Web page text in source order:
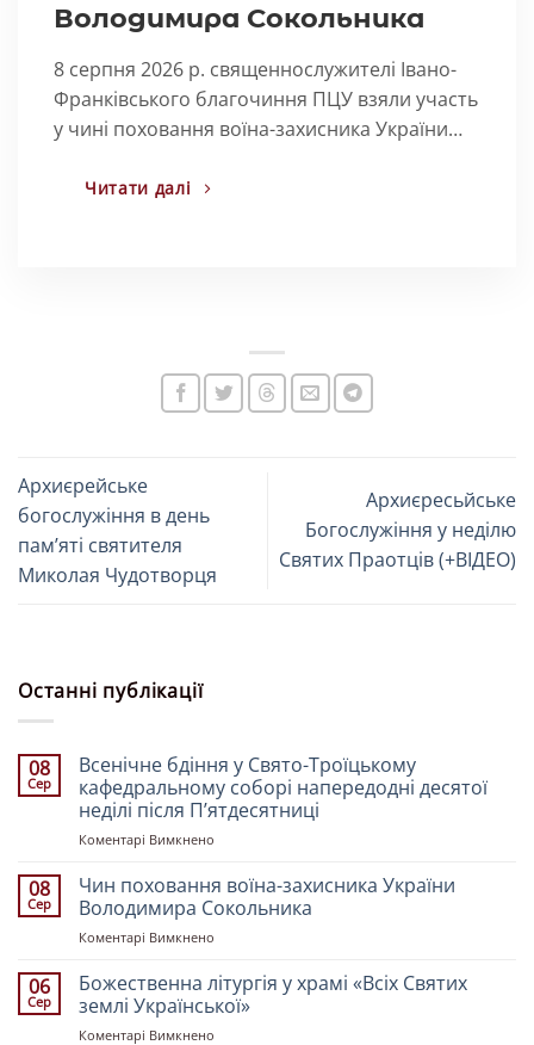
Володимира Сокольника
8 серпня 2026 р. священнослужителі Івано-
Франківського благочиння ПЦУ взяли участь
у чині поховання воїна-захисника України…
Читати далі
Архиєрейське
богослужіння в день
пам’яті святителя
Миколая Чудотворця
Архиєресьйське
Богослужіння у неділю
Святих Праотців (+ВІДЕО)
Останні публікації
08
Сер
Всенічне бдіння у Свято-Троїцькому
кафедральному соборі напередодні десятої
неділі після Пʼятдесятниці
Коментарі Вимкнено
бдіння
у
Свято-
соборі
напередодні
08
Сер
Чин поховання воїна-захисника України
Володимира Сокольника
Коментарі Вимкнено
поховання
воїна-
захисника
06
Сер
Божественна літургія у храмі «Всіх Святих
землі Української»
Коментарі Вимкнено